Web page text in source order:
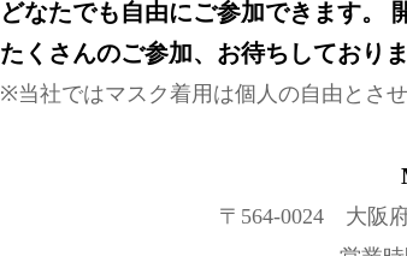
どなたでも自由にご参加できます。
たくさんのご参加、お待ちしており
※当社ではマスク着用は個人の自由とさ
〒564-0024 大阪